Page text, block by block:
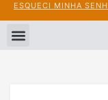
ESQUECI MINHA